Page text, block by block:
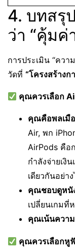
4. บทสรุ
ว่า “คุ้ม
การประเมิน “คว
วัดที่ “โครงสร้างก
คุณควรเลือก
คุณคือพลเมื
Air, พก
AirPods คือ
กำลังจ่ายเงิ
เดียวกันอย่า
คุณชอบดูหนั
เปลี่ยนเกมที่
คุณเน้นความ
คุณควรเลือกหู